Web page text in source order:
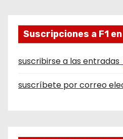
Suscripciones a F1
suscribirse a las entradas
suscríbete por correo